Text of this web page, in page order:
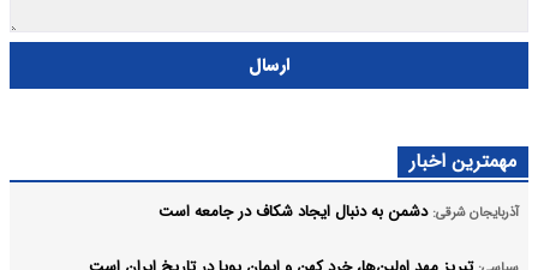
ارسال
مهمترین اخبار
آذربایجان شرقی: دشمن به دنبال ایجاد شکاف در جامعه است